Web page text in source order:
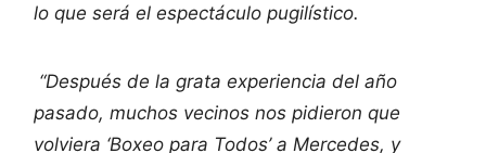
lo que será el espectáculo pugilístico.
“Después de la grata experiencia del año
pasado, muchos vecinos nos pidieron que
volviera ‘Boxeo para Todos’ a Mercedes, y